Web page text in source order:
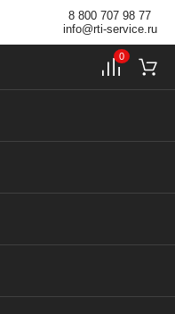
8 800 707 98 77
info@rti-service.ru
0